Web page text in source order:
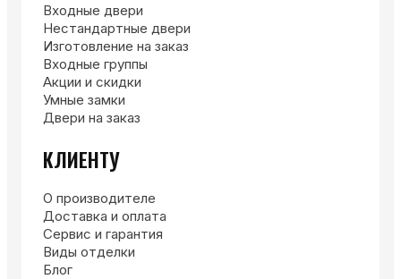
Входные двери
Нестандартные двери
Изготовление на заказ
Входные группы
Акции и скидки
Умные замки
Двери на заказ
КЛИЕНТУ
О производителе
Доставка и оплата
Сервис и гарантия
Виды отделки
Блог